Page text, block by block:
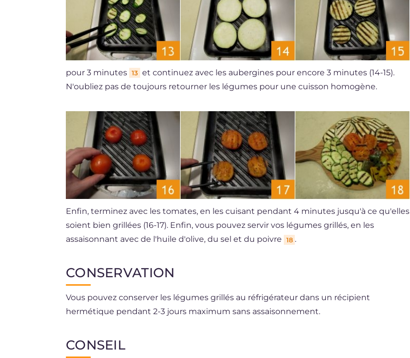
pour 3 minutes 13 et continuez avec les aubergines pour encore 3 minutes (14-15).
N'oubliez pas de toujours retourner les légumes pour une cuisson homogène.
Enfin, terminez avec les tomates, en les cuisant pendant 4 minutes jusqu'à ce qu'elles
soient bien grillées (16-17). Enfin, vous pouvez servir vos légumes grillés, en les
assaisonnant avec de l'huile d'olive, du sel et du poivre
18 .
CONSERVATION
Vous pouvez conserver les légumes grillés au réfrigérateur dans un récipient
hermétique pendant 2-3 jours maximum sans assaisonnement.
CONSEIL